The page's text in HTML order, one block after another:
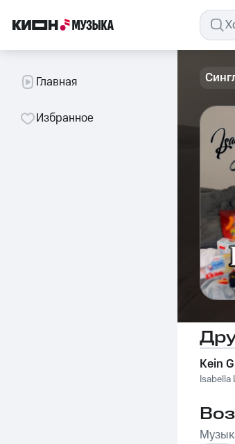
Главная
Избранное
Kein
Isabella